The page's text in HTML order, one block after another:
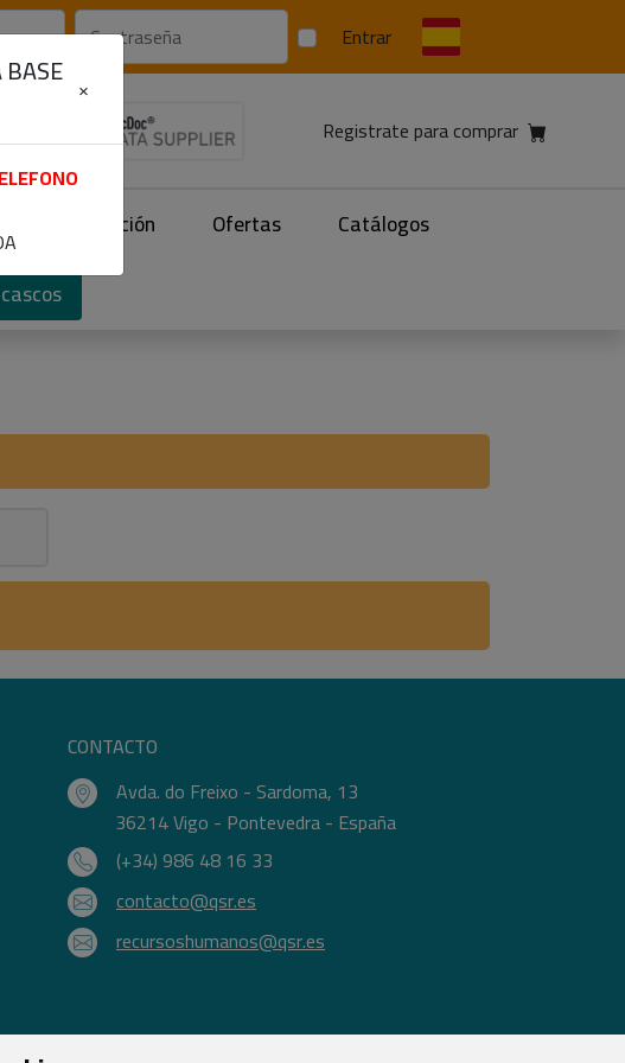
Entrar
Registrate para comprar
Electro/Calefacción Ofertas
Catálogos
CONTACTO
Avda. do Freixo - Sardoma, 13
36214 Vigo - Pontevedra - España
(+34) 986 48 16 33
contacto@qsr.es
recursoshumanos@qsr.es
×